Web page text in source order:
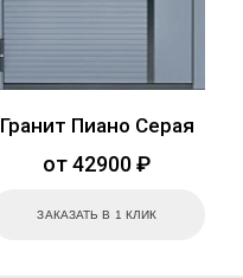
Гранит Пиано Серая
от 42900 ₽
ЗАКАЗАТЬ В 1 КЛИК